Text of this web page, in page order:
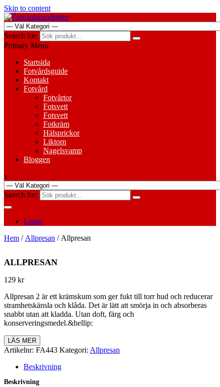
Skip to content
Search for:
Primary Menu
Startsida
Fotvårdsguide
Kontakt
Fotvård
Fotvårtor
Fotsvett
Fotsvett
Fotkräm
Hälsprickor
Liktorn
Nagelsvamp
Bloggen
x
Search for:
Login
Hem / Allpresan / Allpresan
ALLPRESAN
129 kr
Allpresan 2 är ett krämskum som ger fukt till torr hud och reducerar
stramhetskänsla och klåda. Det är lätt att smörja in och absorberas
snabbt utan att kladda. Utan doft, färg och
konserveringsmedel.&hellip:
LÄS MER
Artikelnr: FA443 Kategori: Allpresan
Beskrivning
Beskrivning